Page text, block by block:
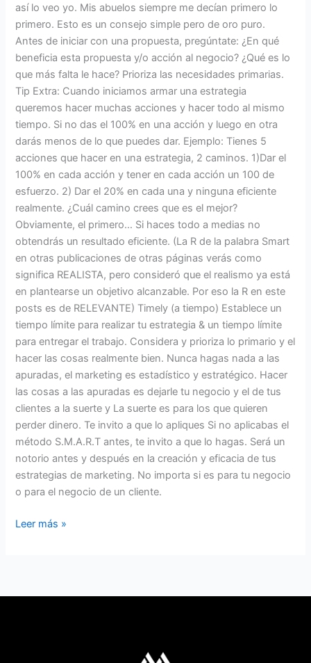
así lo veo yo. Mis abuelos siempre me decían primero lo
primero. Esto es un consejo simple pero de oro puro.
Antes de iniciar con una propuesta, pregúntate: ¿En qué
beneficia esta propuesta y/o acción al negocio? ¿Qué es lo
que más falta le hace? Prioriza las necesidades primarias.
Tip Extra: Cuando iniciamos armar una estrategia
queremos hacer muchas acciones y hacer todo al mismo
tiempo. Si no das el 100% en una acción y luego en otra
darás menos de lo que puedes dar. Ejemplo: Tienes 5
acciones que hacer en una estrategia, 2 caminos. 1)Dar el
100% en cada acción y tener en cada acción un 100 de
esfuerzo. 2) Dar el 20% en cada una y ninguna eficiente
realmente. ¿Cuál camino crees que es el mejor?
Obviamente, el primero… Si haces todo a medias no
obtendrás un resultado eficiente. (La R de la palabra Smart
en otras publicaciones de otras páginas verás como
significa REALISTA, pero consideró que el realismo ya está
en plantearse un objetivo alcanzable. Por eso la R en este
posts es de RELEVANTE) Timely (a tiempo) Establece un
tiempo límite para realizar tu estrategia & un tiempo límite
para entregar el trabajo. Considera y prioriza lo primario y el
hacer las cosas realmente bien. Nunca hagas nada a las
apuradas, el marketing es estadístico y estratégico. Hacer
las cosas a las apuradas es dejarle tu negocio y el de tus
clientes a la suerte y La suerte es para los que quieren
perder dinero. Te invito a que lo apliques Si no aplicabas el
método S.M.A.R.T antes, te invito a que lo hagas. Será un
notorio antes y después en la creación y eficacia de tus
estrategias de marketing. No importa si es para tu negocio
o para el negocio de un cliente.
Leer más »